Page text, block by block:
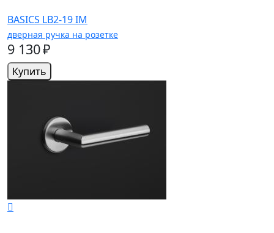
BASICS LB2-19 IM
дверная ручка на розетке
9 130 ₽
Купить